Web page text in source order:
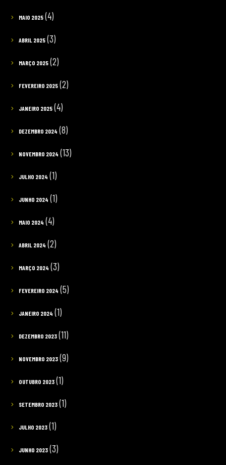
MAIO 2025(4)
ABRIL 2025(3)
MARÇO 2025(2)
FEVEREIRO 2025(2)
JANEIRO 2025(4)
DEZEMBRO 2024 (8)
NOVEMBRO 2024 (13)
JULHO 2024 (1)
JUNHO 2024 (1)
MAIO 2024 (4)
ABRIL 2024 (2)
MARÇO 2024 (3)
FEVEREIRO 2024 (5)
JANEIRO 2024 (1)
DEZEMBRO 2023(11)
NOVEMBRO 2023(9)
OUTUBRO 2023(1)
SETEMBRO 2023(1)
JULHO 2023(1)
JUNHO 2023(3)